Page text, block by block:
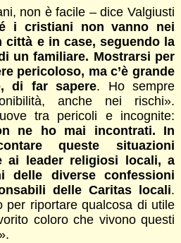
non è facile – dice Valgiusti
i cristiani non vanno nei
e in case, seguendo la
un familiare. Mostrarsi per
pericoloso, ma c’è grande
di far sapere. Ho sempre
anche nei rischi».
tra pericoli e incognite:
ne ho mai incontrati. In
queste situazioni
ai leader religiosi locali, a
delle diverse confessioni
delle Caritas locali.
per riportare qualcosa di utile
coloro che vivono questi